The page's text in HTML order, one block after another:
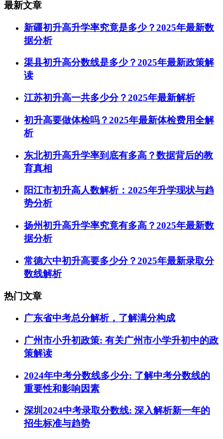
最新文章
新疆初升高升学率究竟是多少？2025年最新数
据分析
渠县初升高分数线是多少？2025年最新政策解
读
江苏初升高一共多少分？2025年最新解析
初升高要做体检吗？2025年最新体检费用全解
析
东北初升高升学率到底有多高？数据背后的教
育真相
阳江市初升高人数解析：2025年升学现状与趋
势分析
扬州初升高升学率究竟有多高？2025年最新数
据分析
常德六中初升高要多少分？2025年最新录取分
数线解析
热门文章
广东省中考总分解析，了解满分构成
广州市小升初政策: 有关广州市小学升初中的政
策解读
2024年中考分数线多少分: 了解中考分数线的
重要性和影响因素
深圳2024中考录取分数线: 深入解析新一年的
招生标准与趋势